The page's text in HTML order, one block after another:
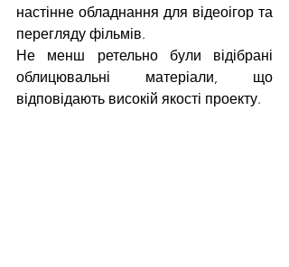
настінне обладнання для відеоігор та
перегляду фільмів.
Не менш ретельно були відібрані
облицювальні матеріали, що
відповідають високій якості проекту.